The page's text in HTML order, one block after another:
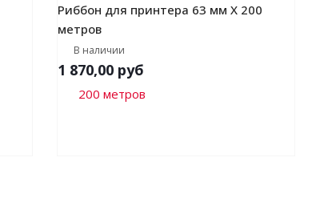
Риббон для принтера 63 мм Х 200
метров
В наличии
1 870,00 руб